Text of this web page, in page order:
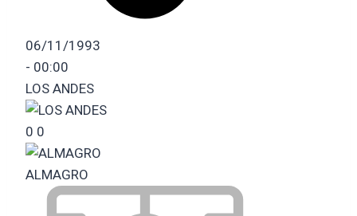
06/11/1993
- 00:00
LOS ANDES
0 0
ALMAGRO